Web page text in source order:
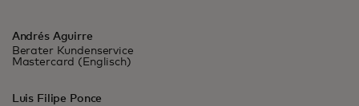
Andrés Aguirre
Berater Kundenservice
Mastercard (Englisch)
Luis Filipe Ponce